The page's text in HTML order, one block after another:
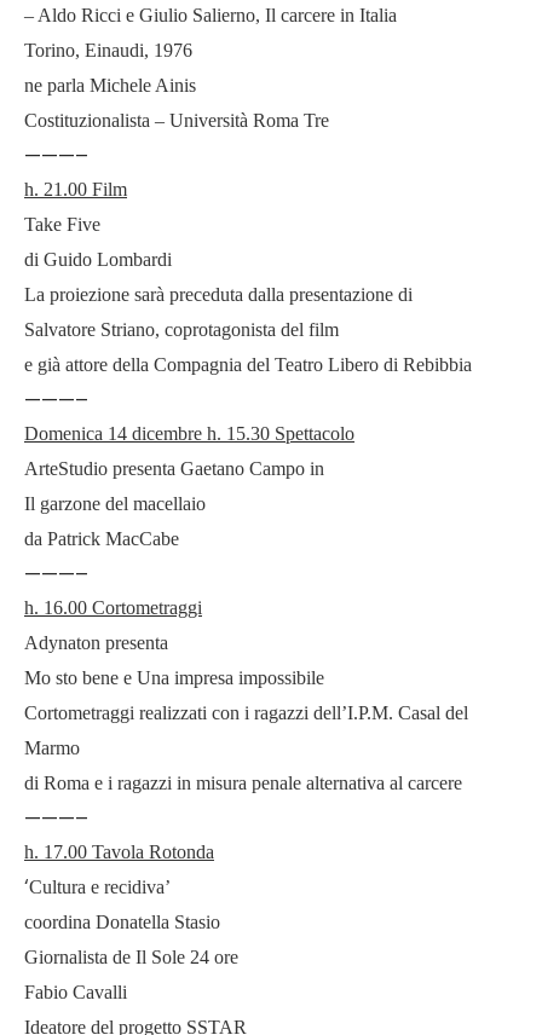
– Aldo Ricci e Giulio Salierno, Il carcere in Italia
Torino, Einaudi, 1976
ne parla Michele Ainis
Costituzionalista – Università Roma Tre
———–
h. 21.00 Film
Take Five
di Guido Lombardi
La proiezione sarà preceduta dalla presentazione di
Salvatore Striano, coprotagonista del film
e già attore della Compagnia del Teatro Libero di Rebibbia
———–
Domenica 14 dicembre h. 15.30 Spettacolo
ArteStudio presenta Gaetano Campo in
Il garzone del macellaio
da Patrick MacCabe
———–
h. 16.00 Cortometraggi
Adynaton presenta
Mo sto bene e Una impresa impossibile
Cortometraggi realizzati con i ragazzi dell’I.P.M. Casal del
Marmo
di Roma e i ragazzi in misura penale alternativa al carcere
———–
h. 17.00 Tavola Rotonda
‘Cultura e recidiva’
coordina Donatella Stasio
Giornalista de Il Sole 24 ore
Fabio Cavalli
Ideatore del progetto SSTAR